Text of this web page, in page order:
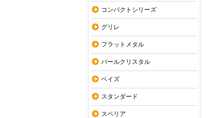
コンパクトシリーズ
グリレ
フラットメタル
パールクリスタル
ベイズ
スタンダード
スペリア